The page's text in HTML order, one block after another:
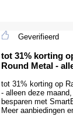
Geverifieerd
tot 31% korting
Round Metal -
tot 31% korting op
- alleen deze
besparen met
Meer aanbiedingen